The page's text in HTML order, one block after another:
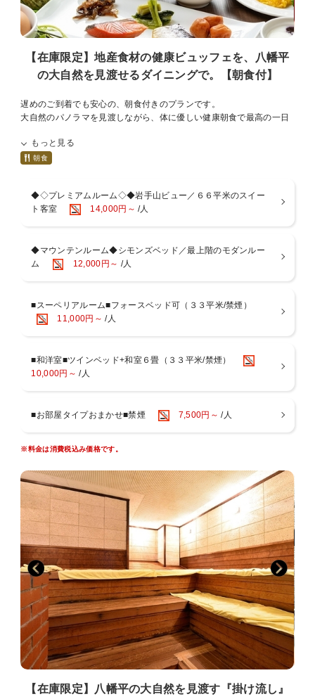
ほんのり白くとろみのある、掛け流しの天然温泉「マグマの湯」。
筋肉痛・疲労回復はもちろん、お肌の炎症や湿疹を抑え、
高い保湿力で湯上りのお肌はスベスベに。
【在庫限定】地産食材の健康ビュッフェを、八幡平
の大自然を見渡せるダイニングで。【朝食付】
遅めのご到着でも安心の、朝食付きのプランです。
大自然のパノラマを見渡しながら、体に優しい健康朝食で最高の一日
【ご朝食】(7：00〜9：00)
ご朝食は、和食、洋食をブッフェ形式にて地場産野菜、県産ヨーグル
幡平マウンテンホテルオリジナルコーヒーは、淹れたての薫り高いコ
ーヒーです。ごゆっくり寛ぎながらご賞味ください。
※仕入れの状況により、食材・メニューに変更がある場合がございま
す。
※レストランにおいての食物アレルギー対応につきましては、お料理
メニュー表記にアレルゲン表示をいたしております。お客様自身での
アレルゲンが混入する可能性があり、表示はアレルゲンを完全除去し
ているものではありません。予めご留意ください。
作ビュッフェレストラン。
※館内着でのご利用はご遠慮ください。
【大浴場・サウナ】（14：00〜24：00 / 5：00〜10：00）
ほんのり白くとろみのある、掛け流しの天然温泉「マグマの湯」。
筋肉痛・疲労回復はもちろん、お肌の炎症や湿疹を抑え、
高い保湿力で湯上りのお肌はスベスベに。
露天風呂からは八幡平の四季折々の景色をご覧いただけます。
【館内施設】
《自然ガイドステーション》
自然の魅力に触れるネイチャープログラムは、お子様の自由研究にぴ
ったり。
雲のない日は、天体望遠鏡で天体を眺める「星空ツアー」も開催して
もっと見る
朝食
◆◇プレミアムルーム◇◆岩手山ビュー／６６平米のスイー
ト客室
14,000円～ /人
◆マウンテンルーム◆シモンズベッド／最上階のモダンルー
ム
12,000円～ /人
■スーペリアルーム■フォースベッド可（３３平米/禁煙）
11,000円～ /人
■和洋室■ツインベッド+和室６畳（３３平米/禁煙）
10,000円～ /人
■お部屋タイプおまかせ■禁煙 7,500円～ /人
※料金は消費税込み価格です。
【在庫限定】八幡平の大自然を見渡す『掛け流し』